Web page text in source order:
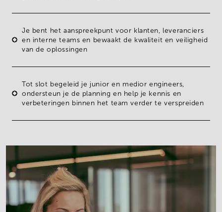
Je bent het aanspreekpuntvoor klanten, leveranciers
en interne teams en bewaakt de kwaliteit en veiligheid
van de oplossingen
Tot slot begeleid je junior en medior engineers
ondersteun je de planning en help je kennis en
verbeteringen binnen het team verder te verspreiden